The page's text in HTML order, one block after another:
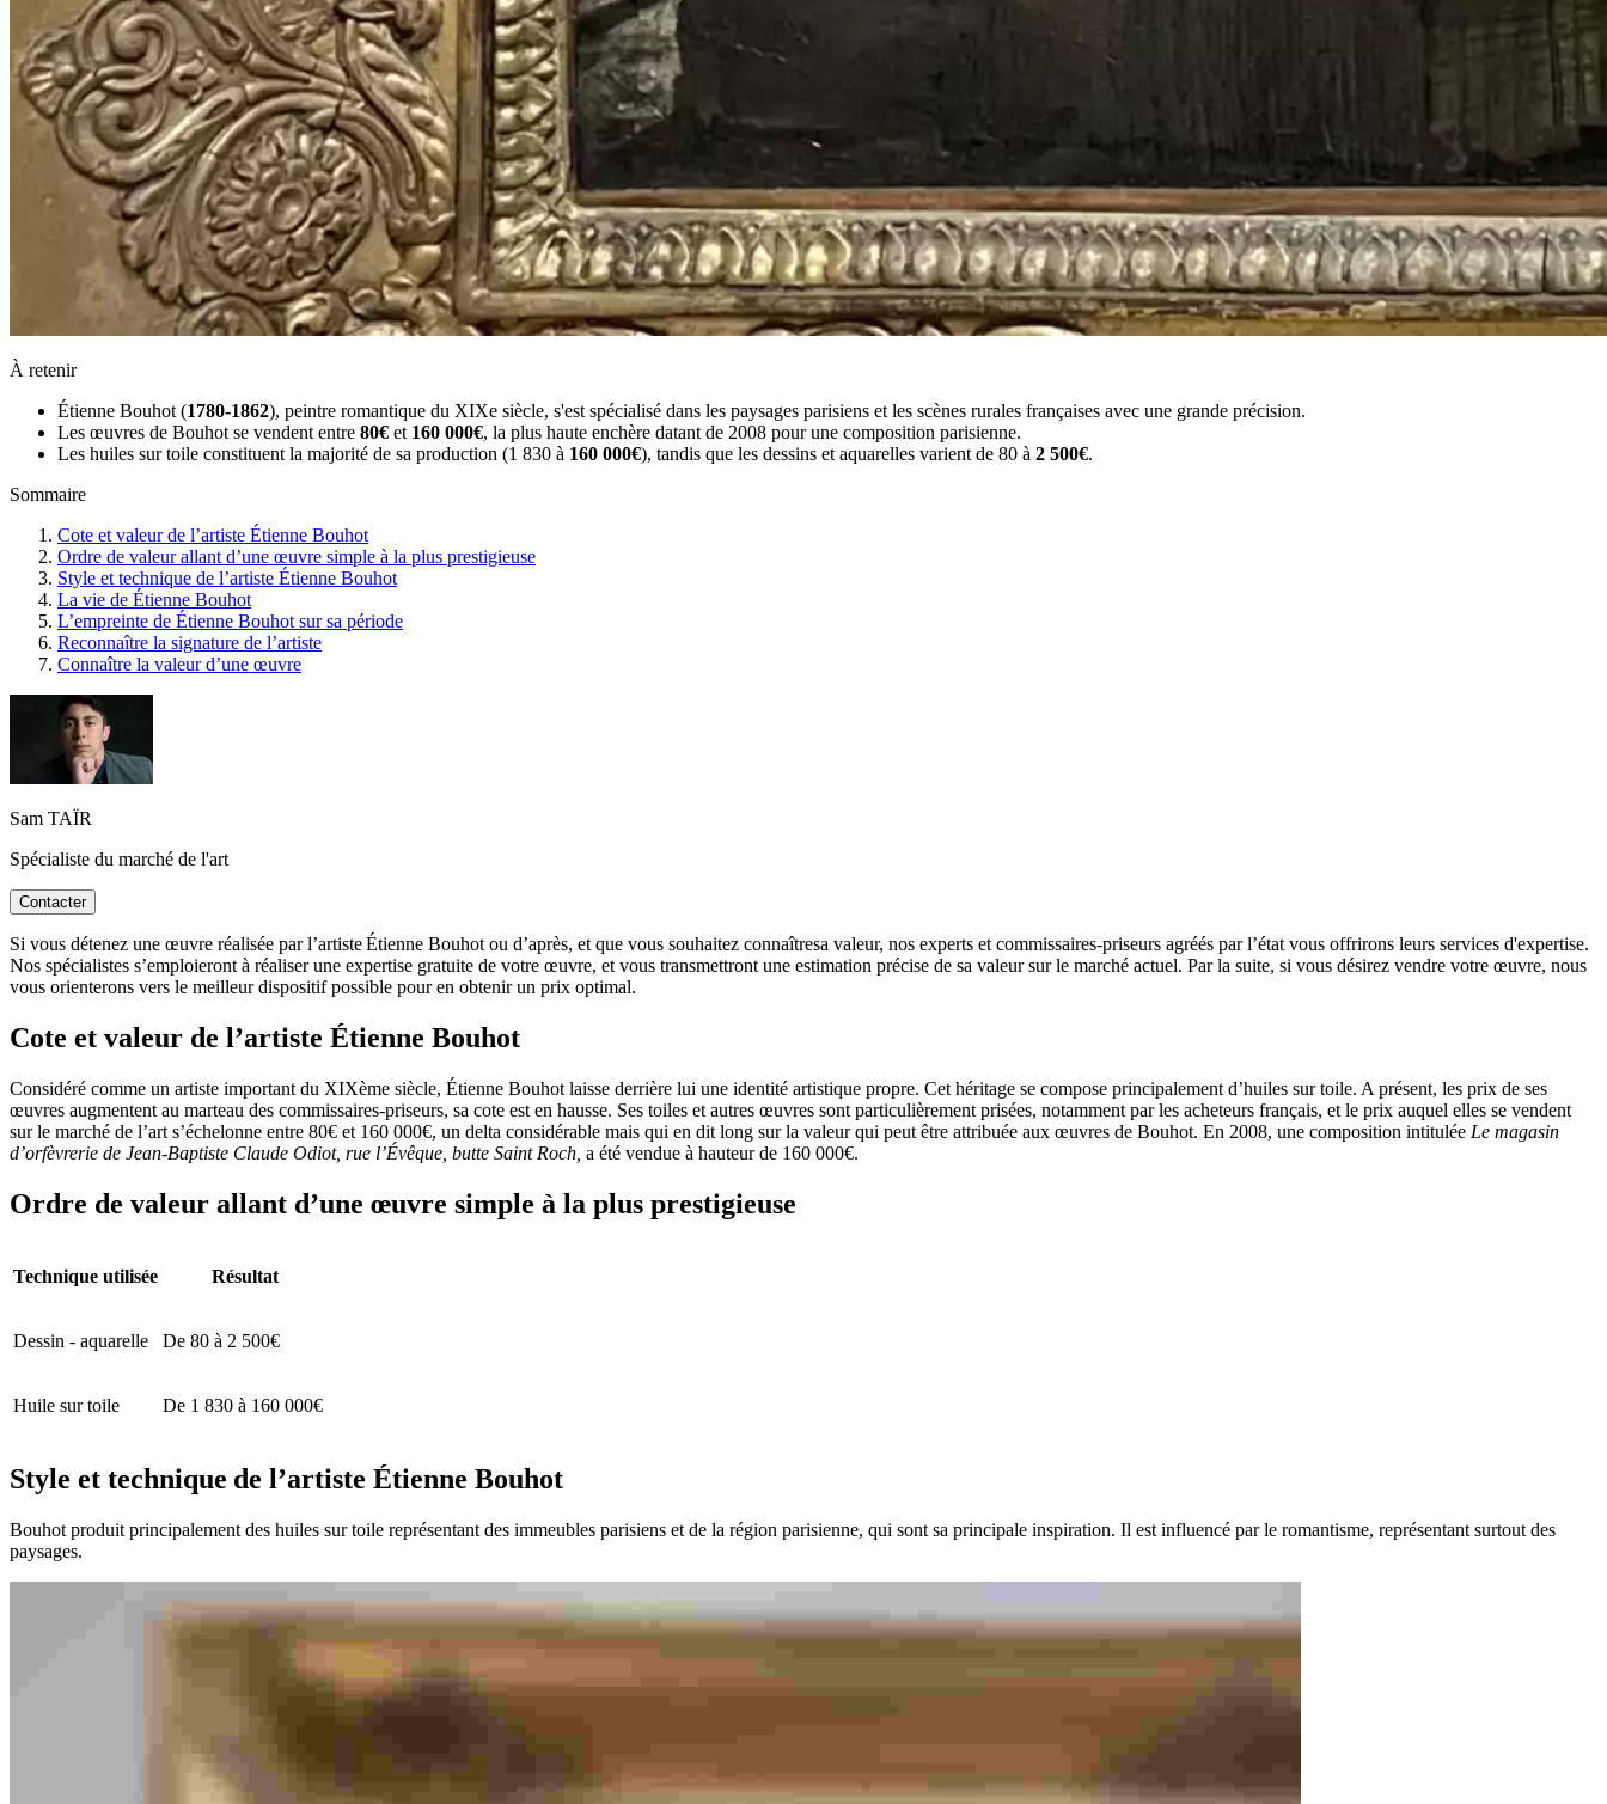
À retenir
Étienne Bouhot (1780-1862), peintre romantique du XIXe siècle, s'est spécialisé dans les paysages parisiens et les scènes rurales françaises avec une grande précision.
Les œuvres de Bouhot se vendent entre 80€ et 160 000€, la plus haute enchère datant de 2008 pour une composition parisienne.
Les huiles sur toile constituent la majorité de sa production (1 830 à 160 000€), tandis que les dessins et aquarelles varient de 80 à 2 500€.
Sommaire
Cote et valeur de l’artiste Étienne Bouhot
Ordre de valeur allant d’une œuvre simple à la plus prestigieuse
Style et technique de l’artiste Étienne Bouhot
La vie de Étienne Bouhot
L’empreinte de Étienne Bouhot sur sa période
Reconnaître la signature de l’artiste
Connaître la valeur d’une œuvre
Sam TAÏR
Spécialiste du marché de l'art
Contacter
Si vous détenez une œuvre réalisée par l’artiste Étienne Bouhot ou d’après, et que vous souhaitez connaîtresa valeur, nos experts et commissaires-priseurs agréés par l’état vous offrirons leurs services d'expertise.
Nos spécialistes s’emploieront à réaliser une expertise gratuite de votre œuvre, et vous transmettront une estimation précise de sa valeur sur le marché actuel. Par la suite, si vous désirez vendre votre œuvre, nous
vous orienterons vers le meilleur dispositif possible pour en obtenir un prix optimal.
Cote et valeur de l’artiste Étienne Bouhot
Considéré comme un artiste important du XIXème siècle, Étienne Bouhot laisse derrière lui une identité artistique propre. Cet héritage se compose principalement d’huiles sur toile. A présent, les prix de ses
œuvres augmentent au marteau des commissaires-priseurs, sa cote est en hausse. Ses toiles et autres œuvres sont particulièrement prisées, notamment par les acheteurs français, et le prix auquel elles se vendent
sur le marché de l’art s’échelonne entre 80€ et 160 000€, un delta considérable mais qui en dit long sur la valeur qui peut être attribuée aux œuvres de Bouhot. En 2008, une composition intitulée Le magasin
d’orfèvrerie de Jean-Baptiste Claude Odiot, rue l’Évêque, butte Saint Roch, a été vendue à hauteur de 160 000€.
Ordre de valeur allant d’une œuvre simple à la plus prestigieuse
Technique utilisée Résultat
Dessin - aquarelle De 80 à 2 500€
Huile sur toile De 1 830 à 160 000€
Style et technique de l’artiste Étienne Bouhot
Bouhot produit principalement des huiles sur toile représentant des immeubles parisiens et de la région parisienne, qui sont sa principale inspiration. Il est influencé par le romantisme, représentant surtout des
paysages.